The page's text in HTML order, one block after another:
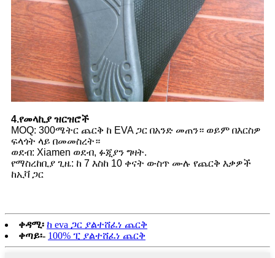
4.የመላኪያ ዝርዝሮች
MOQ: 300ሜትር ጨርቅ ከ EVA ጋር በአንድ መጠን። ወይም በእርስዎ
ፍላጎት ላይ በመመስረት።
ወደብ: Xiamen ወደብ, ፉጂያን ግዛት.
የማስረከቢያ ጊዜ: ከ 7 እስከ 10 ቀናት ውስጥ ሙሉ የጨርቅ እቃዎች
ከኢቫ ጋር
ቀዳሚ፡ ከ eva ጋር ያልተሸፈነ ጨርቅ
ቀጣይ፡- 100% ፒ ያልተሸፈነ ጨርቅ